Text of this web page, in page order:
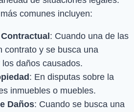
comunes incluyen:
: Cuando una de las
contrato y se busca una
daños causados.
: En disputas sobre la
inmuebles o muebles.
Daños: Cuando se busca una